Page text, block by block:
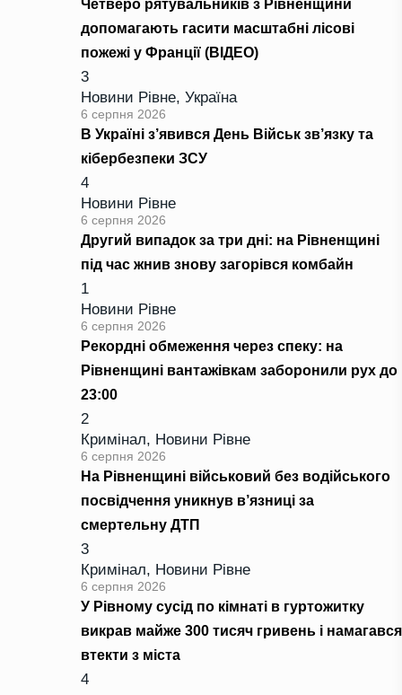
Четверо рятувальників з Рівненщини
допомагають гасити масштабні лісові
пожежі у Франції (ВІДЕО)
3
Новини Рівне, Україна
6 серпня 2026
В Україні з’явився День Військ зв’язку та
кібербезпеки ЗСУ
4
Новини Рівне
6 серпня 2026
Другий випадок за три дні: на Рівненщині
під час жнив знову загорівся комбайн
1
Новини Рівне
6 серпня 2026
Рекордні обмеження через спеку: на
Рівненщині вантажівкам заборонили рух до
23:00
2
Кримінал, Новини Рівне
6 серпня 2026
На Рівненщині військовий без водійського
посвідчення уникнув в’язниці за
смертельну ДТП
3
Кримінал, Новини Рівне
6 серпня 2026
У Рівному сусід по кімнаті в гуртожитку
викрав майже 300 тисяч гривень і намагався
втекти з міста
4